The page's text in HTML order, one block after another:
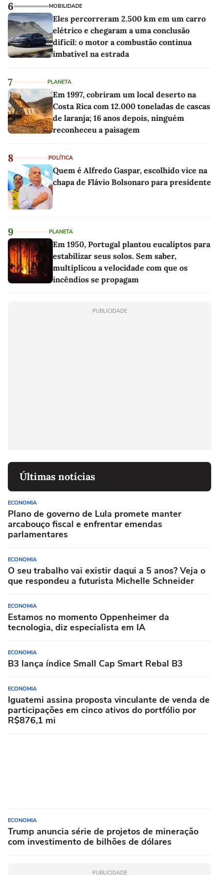
6 MOBILIDADE
Eles percorreram 2.500 km em um carro
elétrico e chegaram a uma conclusão
difícil: o motor a combustão continua
imbatível na estrada
7 PLANETA
Em 1997, cobriram um local deserto na
Costa Rica com 12.000 toneladas de cascas
de laranja; 16 anos depois, ninguém
reconheceu a paisagem
8 POLÍTICA
Quem é Alfredo Gaspar, escolhido vice na
chapa de Flávio Bolsonaro para presidente
9 PLANETA
Em 1950, Portugal plantou eucaliptos para
estabilizar seus solos. Sem saber,
multiplicou a velocidade com que os
incêndios se propagam
PUBLICIDADE
Últimas notícias
ECONOMIA
Plano de governo de Lula promete manter
arcabouço fiscal e enfrentar emendas
parlamentares
ECONOMIA
O seu trabalho vai existir daqui a 5 anos? Veja o
que respondeu a futurista Michelle Schneider
ECONOMIA
Estamos no momento Oppenheimer da
tecnologia, diz especialista em IA
ECONOMIA
B3 lança índice Small Cap Smart Rebal B3
ECONOMIA
Iguatemi assina proposta vinculante de venda de
participações em cinco ativos do portfólio por
R$876,1 mi
ECONOMIA
Trump anuncia série de projetos de mineração
com investimento de bilhões de dólares
PUBLICIDADE